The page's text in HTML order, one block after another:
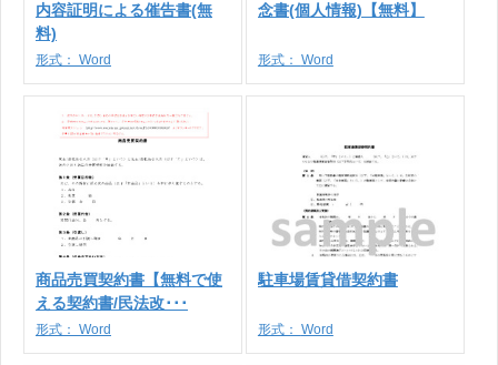
内容証明による催告書(無
料)
形式： Word
念書(個人情報)【無料】
形式： Word
商品売買契約書【無料で使
える契約書/民法改･･･
形式： Word
駐車場賃貸借契約書
形式： Word